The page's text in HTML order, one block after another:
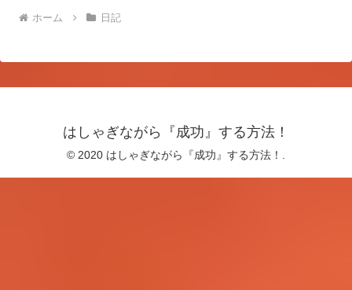
ホーム 日記
はしゃぎながら『成功』する方法！
© 2020 はしゃぎながら『成功』する方法！.